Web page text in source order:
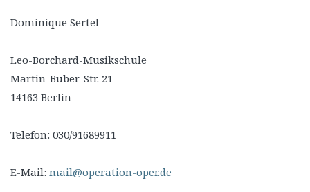
Dominique Sertel
Leo-Borchard-Musikschule
Martin-Buber-Str. 21
14163 Berlin
Telefon: 030/91689911
E-Mail: mail@operation-oper.de